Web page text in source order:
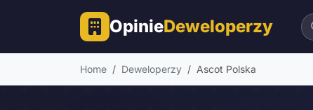
OpinieDeweloperzy
Home Deweloperzy Ascot Polska